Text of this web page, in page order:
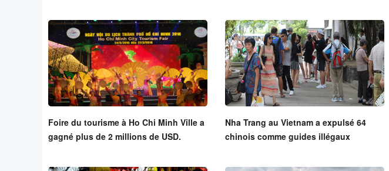
Foire du tourisme à Ho Chi Minh Ville a
gagné plus de 2 millions de USD.
Nha Trang au Vietnam a expulsé 64
chinois comme guides illégaux